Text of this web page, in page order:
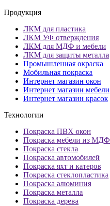
Продукция
ЛКМ для пластика
ЛКМ УФ отверждения
ЛКМ для МДФ и мебели
ЛКМ для защиты металла
Промышленная окраска
Мобильная покраска
Интернет магазин окон
Интернет магазин мебели
Интернет магазин красок
Технологии
Покраска ПВХ окон
Покраска мебели из МДФ
Покраска стекла
Покраска автомобилей
Покраска яхт и катеров
Покраска стеклопластика
Покраска алюминия
Покраска металла
Покраска дерева